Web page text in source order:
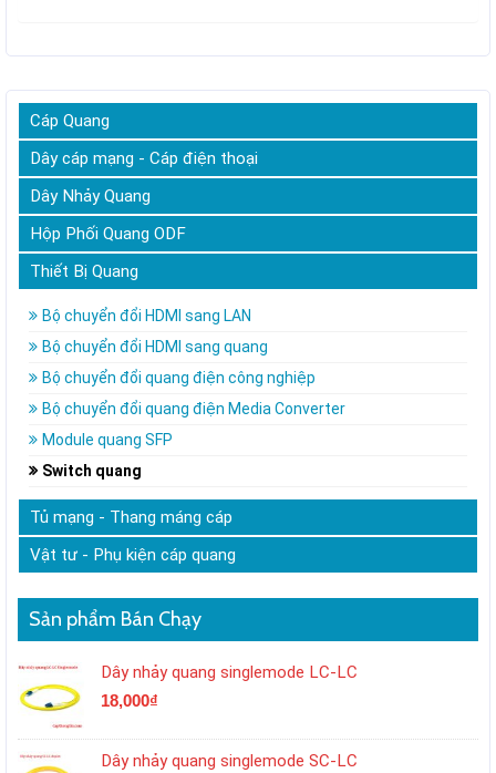
Cáp Quang
Dây cáp mạng - Cáp điện thoại
Dây Nhảy Quang
Hộp Phối Quang ODF
Thiết Bị Quang
Bộ chuyển đổi HDMI sang LAN
Bộ chuyển đổi HDMI sang quang
Bộ chuyển đổi quang điện công nghiệp
Bộ chuyển đổi quang điện Media Converter
Module quang SFP
Switch quang
Tủ mạng - Thang máng cáp
Vật tư - Phụ kiện cáp quang
Sản phẩm Bán Chạy
Dây nhảy quang singlemode LC-LC
18,000₫
Dây nhảy quang singlemode SC-LC